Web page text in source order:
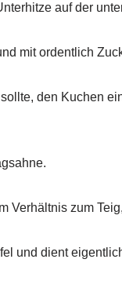
auf der
mit ordentlich
den Kuchen
Verhältnis zum
und dient